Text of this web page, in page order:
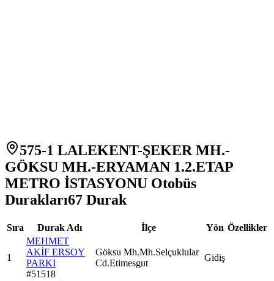
575-1 LALEKENT-ŞEKER MH.-
GÖKSU MH.-ERYAMAN 1.2.ETAP
METRO İSTASYONU Otobüs
Durakları67 Durak
Sıra Durak Adı İlçe Yön Özellikler
1
MEHMET
AKİF ERSOY
PARKI
#51518
Göksu Mh.Mh.Selçuklular
Cd.Etimesgut
Gidiş